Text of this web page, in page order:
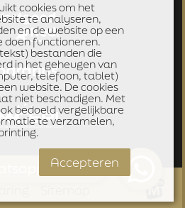
cookies om het
te analyseren,
en de website op een
doen functioneren.
bestanden die
in het geheugen van
telefoon, tablet)
website. De cookies
niet beschadigen. Met
bedoeld vergelijkbare
te verzamelen,
Accepteren
klik hier